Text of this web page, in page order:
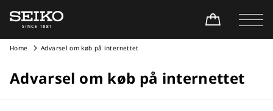
Home Advarsel om køb på internettet
Advarsel om køb på internettet